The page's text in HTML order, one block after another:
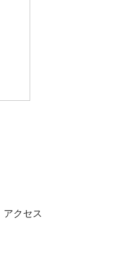
アクセス